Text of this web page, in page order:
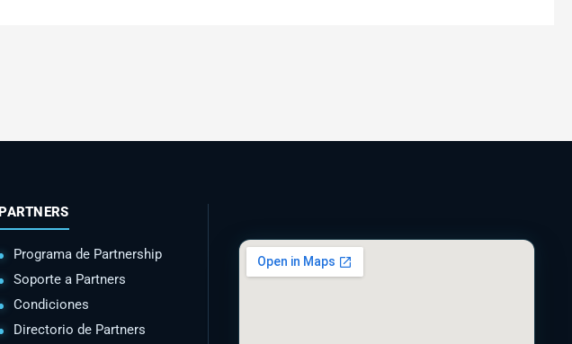
PARTNERS
Programa de Partnership
Soporte a Partners
Condiciones
Directorio de Partners